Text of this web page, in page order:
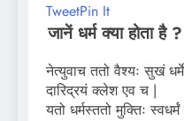
TweetPin It
जानें धर्म क्या होता
नेत्युवाच ततो वैश्यः सुखं
दारिद्रयं क्लेश एव च |
यतो धर्मस्ततो मुक्तिः